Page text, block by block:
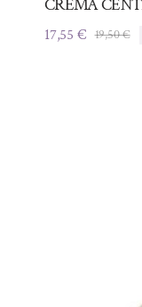
CREMA
19,50€El
17,55 €
El